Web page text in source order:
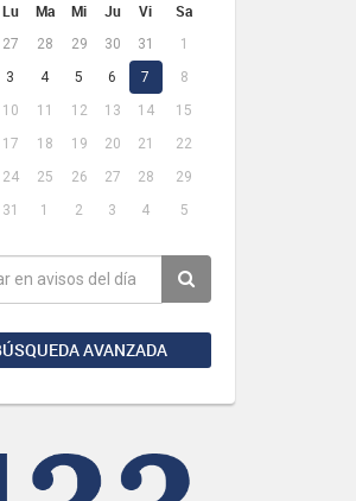
Lu Ma Mi Ju Vi Sa
27 28 29 30 31
1
3 4 5 6 7
8
10 11 12 13 14
15
17 18 19 20 21
22
24 25 26 27 28
29
31 1 2 3 4 5
AVANZADA